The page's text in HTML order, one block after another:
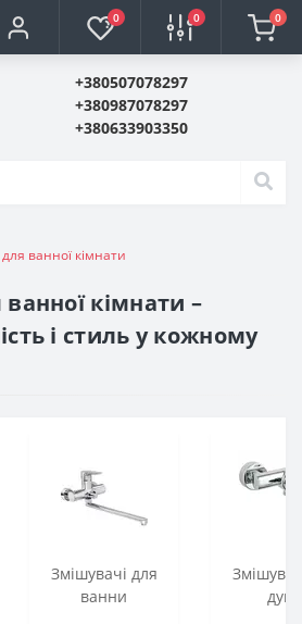
0 0 0
+380507078297
+380987078297
+380633903350
ванної кімнати
кімнати –
і стиль у кожному
Змішувачі для
ванни